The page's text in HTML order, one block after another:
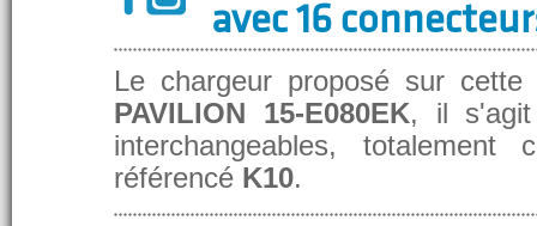
avec 16
Le chargeur proposé sur
PAVILION 15-E080EK, il
interchangeables,
référencé K10.